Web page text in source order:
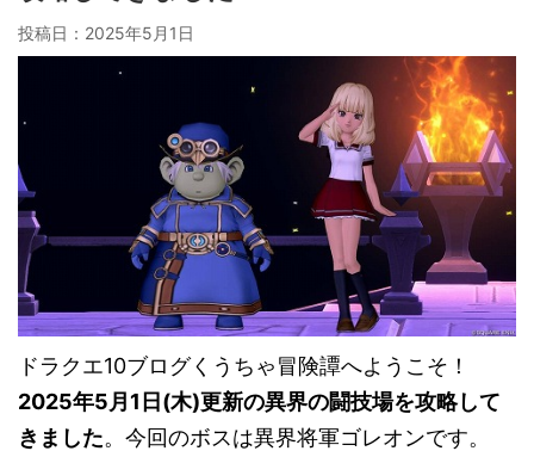
投稿日： 2025年5月1日
ドラクエ10ブログくうちゃ冒険譚へようこそ！
2025年5月1日(木)更新の異界の闘技場を攻略して
きました。今回のボスは異界将軍ゴレオンです。